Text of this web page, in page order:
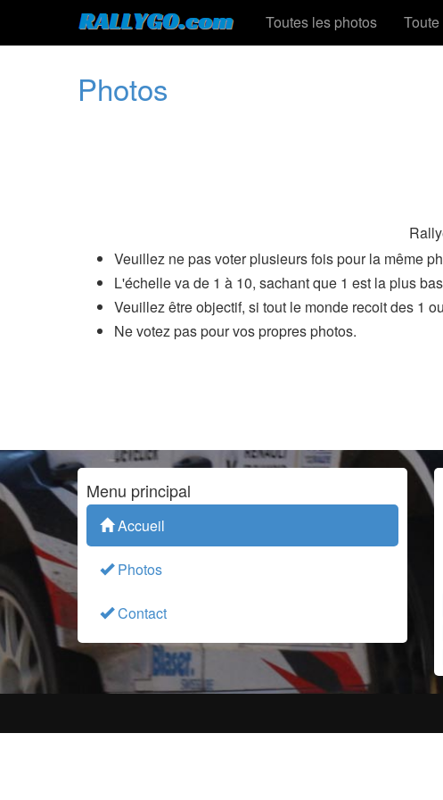
Toutes les photos
Photos
Veuillez ne pas voter plusieurs fois pour la même
L'échelle va de 1 à 10, sachant que 1 est la plus
Veuillez être objectif, si tout le monde recoit des 1
Ne votez pas pour vos propres photos.
Menu principal
Accueil
Photos
Contact